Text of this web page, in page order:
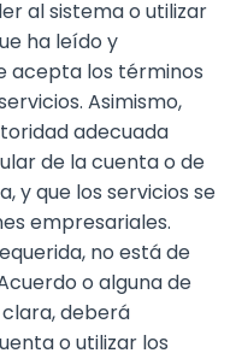
al sistema o utilizar
ha leído y
acepta los términos
Asimismo,
adecuada
de la cuenta o de
y que los servicios se
empresariales.
no está de
o alguna de
deberá
o utilizar los